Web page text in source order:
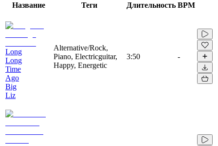
Название Теги Длительность BPM
Long
Long
Time
Ago
Big
Liz
Alternative/Rock,
Piano, Electricguitar,
Happy, Energetic
3:50 -